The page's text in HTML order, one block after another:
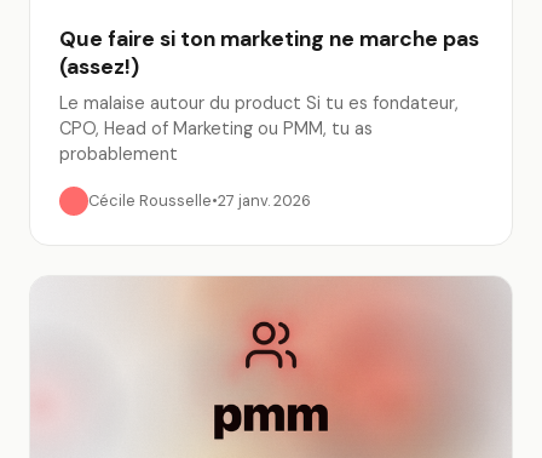
Que faire si ton marketing ne marche pas
(assez!)
Le malaise autour du product Si tu es fondateur,
CPO, Head of Marketing ou PMM, tu as
probablement
Cécile Rousselle•27 janv. 2026